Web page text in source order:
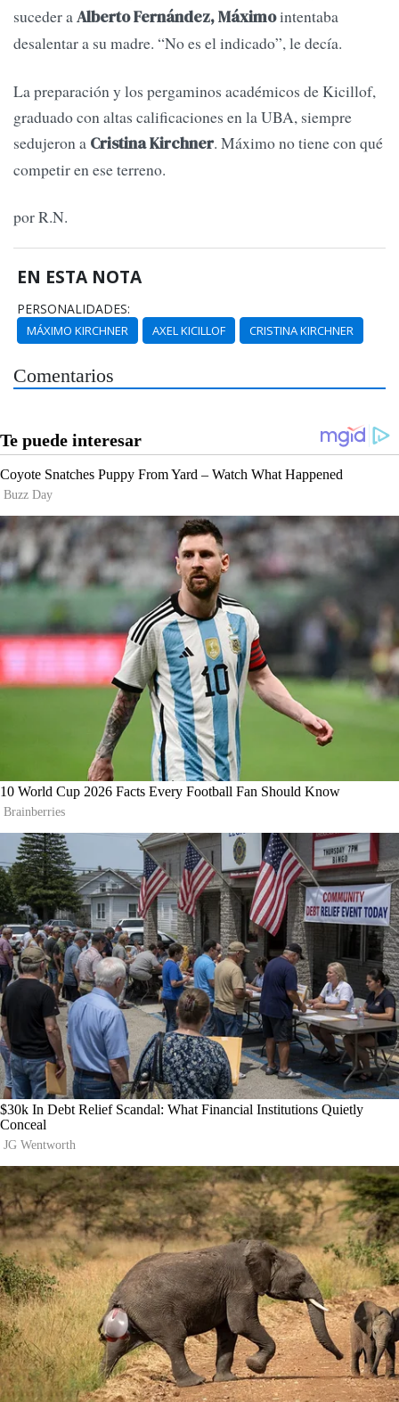
suceder aAlberto Fernández, Máximointentaba
desalentar a su madre. “No es el indicado”, le decía.
La preparación y los pergaminos académicos de Kicillof,
graduado con altas calificaciones en la UBA, siempre
sedujeron a Cristina Kirchner. Máximo no tiene con qué
competir en ese terreno.
por R.N.
EN ESTA NOTA
PERSONALIDADES:
MÁXIMO KIRCHNER AXEL KICILLOF CRISTINA KIRCHNER
Comentarios